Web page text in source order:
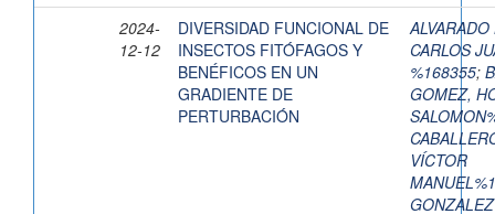
2024-
12-12
DIVERSIDAD FUNCIONAL DE
INSECTOS FITÓFAGOS Y
BENÉFICOS EN UN
GRADIENTE DE
PERTURBACIÓN
CARLOS
%168355;
GOMEZ,
VÍCTOR
GONZALEZ